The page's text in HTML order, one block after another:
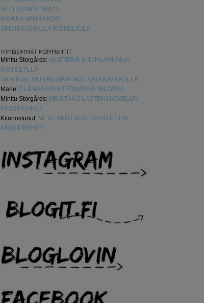
HELLO BABY NRO 4
MOIKKA VANHA KOTI
SKIDIEN OMALLA RISTEILYLLÄ
VIIMEISIMMÄT KOMMENTIT
Minttu Storgårds: GLITTERIÄ & JUHLAHUMUA
RISTEILYLLÄ
Juha Räty: SEINÄN MAALAUS KALKKIMAALILLA
Marie: ELÄMÄÄ HISSITTÖMÄSSÄ TALOSSA
Minttu Storgårds: MEISTÄKÖ LASTENSUOJELUN
KRIISIPERHE?
Kiinnostunut: MEISTÄKÖ LASTENSUOJELUN
KRIISIPERHE?